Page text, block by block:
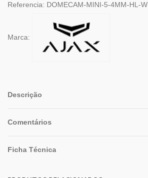
Referencia: DOMECAM-MINI-5-4MM-HL-W
Marca:
Descrição
Comentários
Ficha Técnica